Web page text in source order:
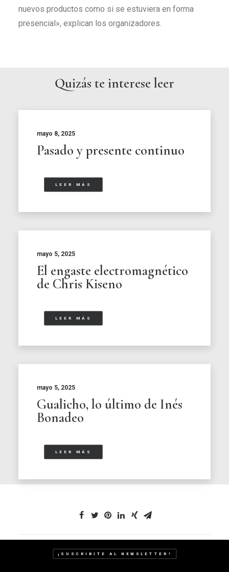
nuevos productos como si se estuviera en forma
presencial», explican los organizadores.
Quizás te interese leer
mayo 8, 2025
Pasado y presente continuo
LEER MÁS
mayo 5, 2025
El engaste electromagnético
de Chris Kiseno
LEER MÁS
mayo 5, 2025
Gualicho, lo último de Inés
Bonadeo
LEER MÁS
¡SUSCRIBITE AL NEWSLETTER!